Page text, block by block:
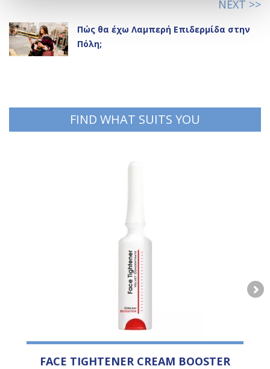
NEXT >>
Πώς θα έχω Λαμπερή Επιδερμίδα στην
Πόλη;
FIND WHAT SUITS YOU
FACE TIGHTENER CREAM BΟΟSTER